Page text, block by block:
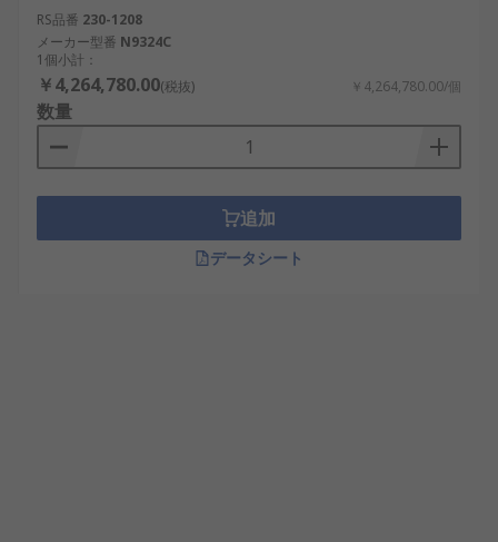
RS品番 230-1208
メーカー型番 N9324C
1個小計：
￥4,264,780.00(税抜) ￥4,264,780.00/個
数量
追加
データシート